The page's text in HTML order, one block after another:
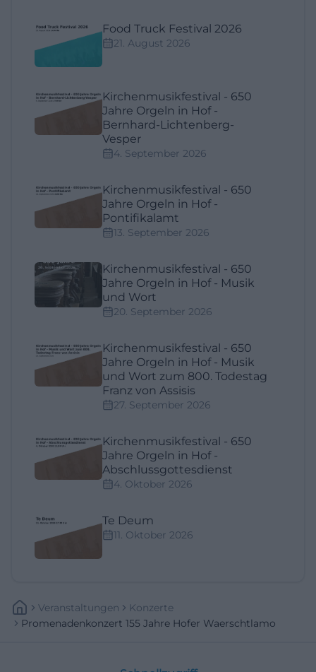
Food Truck Festival 2026
21. August 2026
Kirchenmusikfestival - 650
Jahre Orgeln in Hof -
Bernhard-Lichtenberg-
Vesper
4. September 2026
Kirchenmusikfestival - 650
Jahre Orgeln in Hof -
Pontifikalamt
13. September 2026
Kirchenmusikfestival - 650
Jahre Orgeln in Hof - Musik
und Wort
20. September 2026
Kirchenmusikfestival - 650
Jahre Orgeln in Hof - Musik
und Wort zum 800. Todestag
Franz von Assisis
27. September 2026
Kirchenmusikfestival - 650
Jahre Orgeln in Hof -
Abschlussgottesdienst
4. Oktober 2026
Te Deum
11. Oktober 2026
Veranstaltungen
Konzerte
Promenadenkonzert 155 Jahre Hofer Waerschtlamo